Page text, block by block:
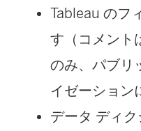
Tableau のフ
す（コメント
のみ、パブリ
イゼーション
データ ディ